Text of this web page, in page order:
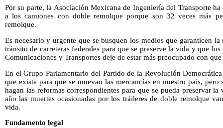
Por su parte, la Asociación Mexicana de Ingeniería del Transporte
a los camiones con doble remolque porque son 32 veces más
remolque.
Es necesario y urgente que se busquen los medios que garanticen
tránsito de carreteras federales para que se preserve la vida y que
Comunicaciones y Transportes deje de estar más preocupado con
En el Grupo Parlamentario del Partido de la Revolución
que existe para que se muevan las mercancías en nuestro país, pero
hagan las reformas correspondientes para que se pueda preservar
año las muertes ocasionadas por los tráileres de doble remolque
vida.
Fundamento legal